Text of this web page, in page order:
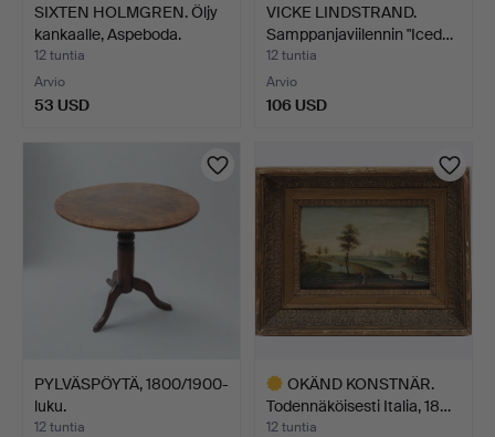
SIXTEN HOLMGREN. Öljy
kankaalle, Aspeboda.
12 tuntia
Arvio
53 USD
VICKE LINDSTRAND.
Samppanjaviilennin "Iced…
12 tuntia
Arvio
106 USD
PYLVÄSPÖYTÄ, 1800/1900-
luku.
12 tuntia
OKÄND KONSTNÄR.
Todennäköisesti Italia, 18…
12 tuntia